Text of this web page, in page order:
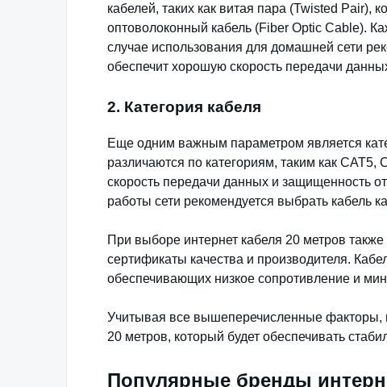
кабелей, таких как витая пара (Twisted Pair),
оптоволоконный кабель (Fiber Optic Cable).
случае использования для домашней сети
обеспечит хорошую скорость передачи
2. Категория кабеля
Еще одним важным параметром является
различаются по категориям, таким как
скорость передачи данных и защищенность
работы сети рекомендуется выбрать кабель
При выборе интернет кабеля 20 метров
сертификаты качества и производителя.
обеспечивающих низкое сопротивление и
Учитывая все вышеперечисленные факторы,
20 метров, который будет обеспечивать
Популярные бренды